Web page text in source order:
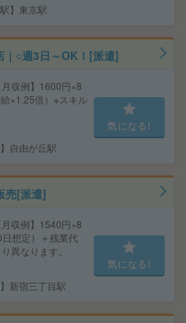
】東京駅
｜○週3日～OK！[派遣]
収例】1600円×8
×1.25倍）※スキル
自由が丘駅
気になる!
売[派遣]
収例】1540円×8
想定）＋残業代
異なります。
新宿三丁目駅
気になる!